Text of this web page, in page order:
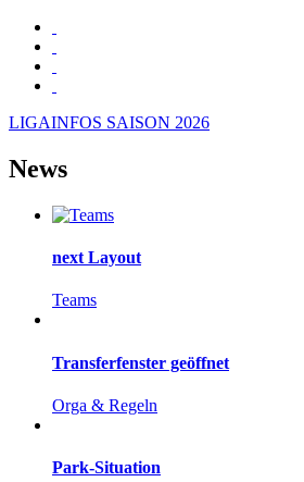
LIGAINFOS SAISON 2026
News
next Layout
Teams
Transferfenster geöffnet
Orga & Regeln
Park-Situation